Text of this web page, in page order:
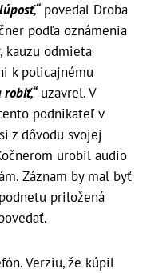
povedal Droba
podľa oznámenia
kauzu odmieta
k policajnému
robiť,“uzavrel. V
podnikateľ v
z dôvodu svojej
urobil audio
Záznam by mal byť
priložená
Verziu, že kúpil